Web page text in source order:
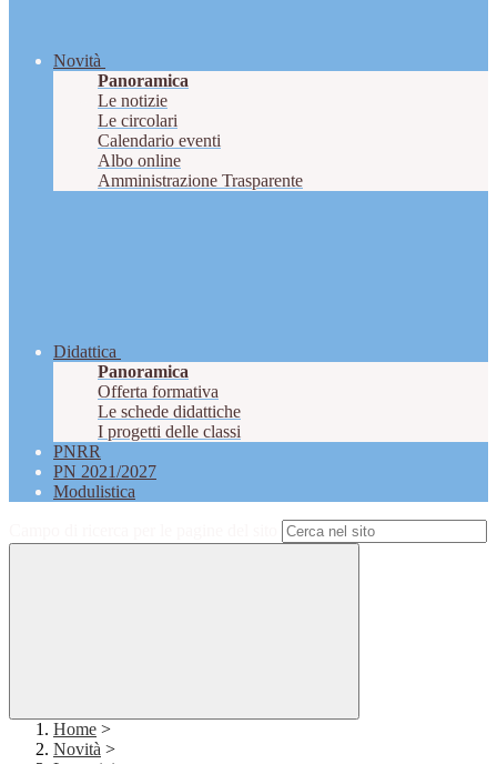
Novità
Panoramica
Le notizie
Le circolari
Calendario eventi
Albo online
Amministrazione Trasparente
Didattica
Panoramica
Offerta formativa
Le schede didattiche
I progetti delle classi
PNRR
PN 2021/2027
Modulistica
Home >
Novità >